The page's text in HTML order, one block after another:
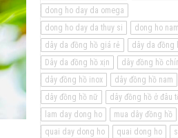
dong ho day da omega
dong ho day da thuy si
dong ho nam
dây da đồng hồ giá rẻ
dây da đồng
Dây da đồng hồ xịn
dây đồng hồ
dây đồng hồ inox
dây đồng hồ nam
dây đồng hồ nữ
dây đồng hồ ở đâu
lam day dong ho
mua dây đồng hồ
quai day dong ho
quai dong ho